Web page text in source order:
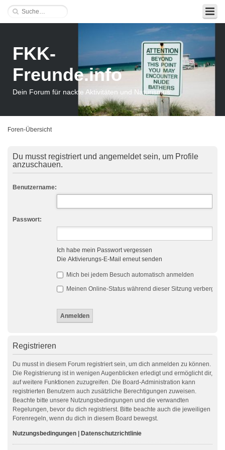
FKK-
Freunde.info
Dein Forum für nackte Aktivitäten und Naturismus
Foren-Übersicht
Du musst registriert und angemeldet sein, um Profile
anzuschauen.
Benutzername:
Passwort:
Ich habe mein Passwort vergessen
Die Aktivierungs-E-Mail erneut senden
Mich bei jedem Besuch automatisch anmelden
Meinen Online-Status während dieser Sitzung verbergen
Registrieren
Du musst in diesem Forum registriert sein, um dich anmelden zu können.
Die Registrierung ist in wenigen Augenblicken erledigt und ermöglicht dir,
auf weitere Funktionen zuzugreifen. Die Board-Administration kann
registrierten Benutzern auch zusätzliche Berechtigungen zuweisen.
Beachte bitte unsere Nutzungsbedingungen und die verwandten
Regelungen, bevor du dich registrierst. Bitte beachte auch die jeweiligen
Forenregeln, wenn du dich in diesem Board bewegst.
Nutzungsbedingungen Datenschutzrichtlinie